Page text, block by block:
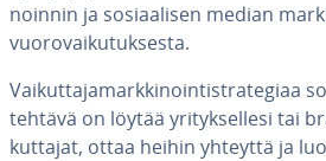
noin­nin ja so­si­aa­li­sen median
vuo­ro­vai­ku­tuk­ses­ta.
Vai­kut­ta­ja­mark­ki­noin­ti­stra­te­gi­aa
tehtävä on löytää yri­tyk­sel­le­si tai
kut­ta­jat, ottaa heihin yhteyttä ja